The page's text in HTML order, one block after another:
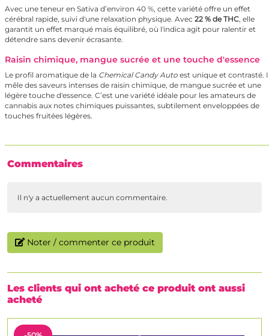
Avec une teneur en Sativa d’environ 40 %, cette variété offre un effet
cérébral rapide, suivi d'une relaxation physique. Avec 22 % de THC, elle
garantit un effet marqué mais équilibré, où l'indica agit pour ralentir et
détendre sans devenir écrasante.
Raisin chimique, mangue sucrée et une touche d'essence
Le profil aromatique de la Chemical Candy Auto est unique et contrasté.
mêle des saveurs intenses de raisin chimique, de mangue sucrée et une
légère touche d'essence. C’est une variété idéale pour les amateurs de
cannabis aux notes chimiques puissantes, subtilement enveloppées de
touches fruitées légères.
Commentaires
Il n'y a actuellement aucun commentaire.
Noter / commenter ce produit
Les clients qui ont acheté ce produit ont aussi
acheté